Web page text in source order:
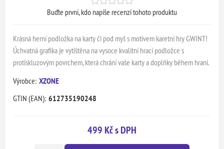
Buďte první, kdo napíše recenzi tohoto produktu
Krásná herní podložka na karty či pod myš s motivem karetní hry GWINT!
Úchvatná grafika je vytištěna na vysoce kvalitní hrací podložce s
protiskluzovým povrchem, která chrání vaše karty a doplňky během hraní.
Výrobce: XZONE
GTIN (EAN): 612735190248
499 Kč s DPH